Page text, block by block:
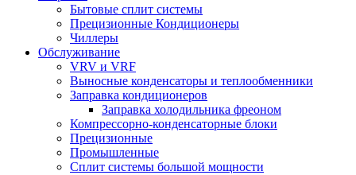
Бытовые сплит системы
Прецизионные Кондиционеры
Чиллеры
Обслуживание
VRV и VRF
Выносные конденсаторы и теплообменники
Заправка кондиционеров
Заправка холодильника фреоном
Компрессорно-конденсаторные блоки
Прецизионные
Промышленные
Сплит системы большой мощности